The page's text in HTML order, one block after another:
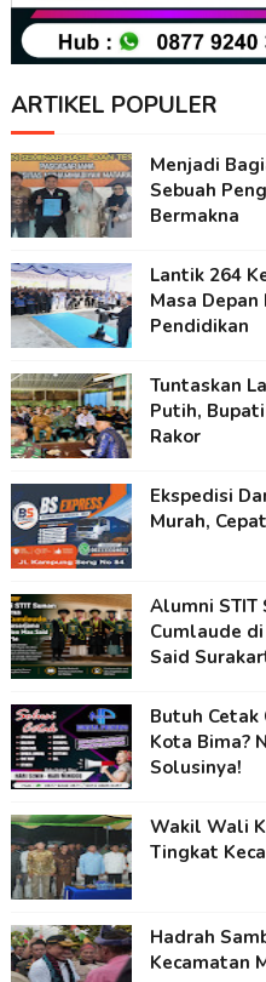
ARTIKEL POPULER
Menjadi
Sebuah
Bermakna
Lantik 264
Masa
Pendidikan
Tuntaskan
Putih,
Rakor
Ekspedisi
Murah,
Alumni STIT
Cumlaude di
Said
Butuh Cetak
Kota Bima?
Solusinya!
Wakil Wali
Tingkat
Hadrah
Kecamatan